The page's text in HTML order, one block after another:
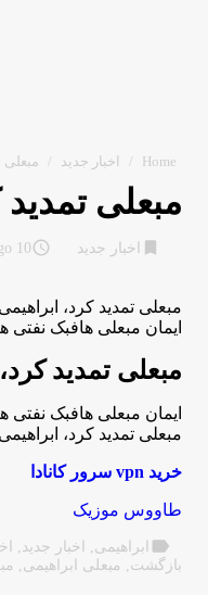
Home
/ اخبار جدید / مبعلی
مبعلی
اخبار جدید access_time
10 years ago
مبعلی تمدید کرد،
ایمان مبعلی هافبک نفتی
مبعلی تمدید
ایمان مبعلی هافبک نفتی
مبعلی تمدید کرد،
خرید vpn سرور کانادا
طاووس موزیک
label ابراهیمی , اخبار جدید ,
بازگشت , مبعلی ابراهیمی ,